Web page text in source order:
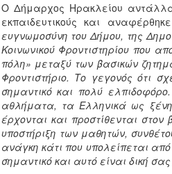
Ο Δήμαρχος Ηρακλείου
εκπαιδευτικούς και
ευγνωμοσύνη του Δήμου, της
Κοινωνικού Φροντιστηρίου που
πόλη» μεταξύ των βασικών
Φροντιστήριο. Το γεγονός ότι
σημαντικό και πολύ
αθλήματα, τα Ελληνικά ως
έρχονται και προστίθενται
υποστήριξη των μαθητών,
ανάγκη κάτι που υπολείπεται
σημαντικό και αυτό είναι δική